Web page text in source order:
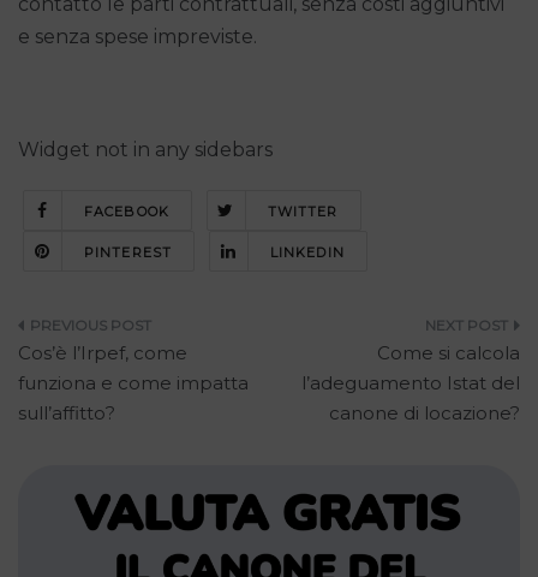
e senza spese impreviste.
Widget not in any sidebars
FACEBOOK TWITTER
PINTEREST LINKEDIN
Navigazione
articoli
Cos’è l’Irpef, come
funziona e come impatta
sull’affitto?
Come si calcola
l’adeguamento Istat del
canone di locazione?